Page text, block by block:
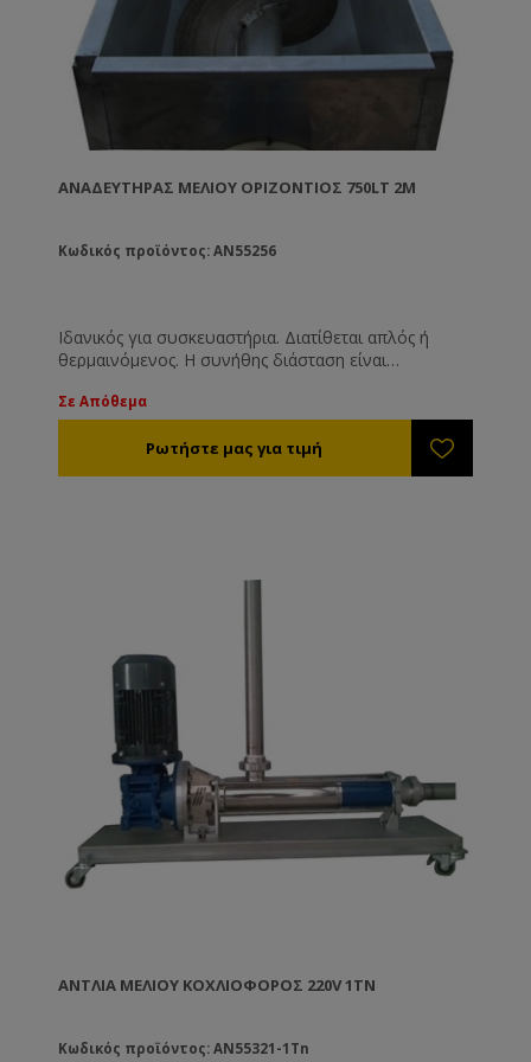
ΑΝΑΔΕΥΤΉΡΑΣ ΜΕΛΙΟΎ ΟΡΙΖΌΝΤΙΟΣ 750LT 2M
Κωδικός προϊόντος: AN55256
Ιδανικός για συσκευαστήρια. Διατίθεται απλός ή
θερμαινόμενος. Η συνήθης διάσταση είναι
κατασκευαστεί ανάλογα με τις δικές σας ανάγκες. 2Hp
Σε Απόθεμα
ΑΝΤΛΊΑ ΜΕΛΙΟΎ ΚΟΧΛΙΟΦΌΡΟΣ 220V 1TN
Κωδικός προϊόντος: AN55321-1Tn